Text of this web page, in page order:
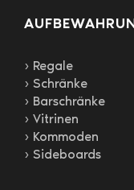
› Regale
› Schränke
› Barschränke
› Vitrinen
› Kommoden
› Sideboards